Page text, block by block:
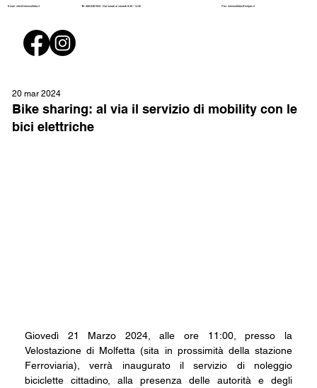
Email:info@mtmmolfetta.it Pec:mtmmolfetta@initpec.it
Tel: 080/3381943 - Dal lunedì al venerdì 8:30 / 14:30
Bike sharing: al via il servizio di mobility con le
bici elettriche
20 mar 2024
Giovedì 21 Marzo 2024, alle ore 11:00, presso la
Velostazione di Molfetta (sita in prossimità della stazione
Ferroviaria), verrà inaugurato il servizio di noleggio
biciclette cittadino, alla presenza delle autorità e degli